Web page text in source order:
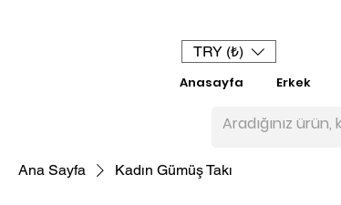
TRY (₺)
Anasayfa Erkek
Ana Sayfa Kadın Gümüş Takı